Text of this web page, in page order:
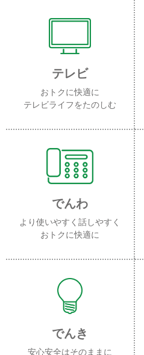
テレビ
おトクに快適に
テレビライフをたのしむ
でんわ
より使いやすく話しやすく
おトクに快適に
でんき
安心安全はそのままに